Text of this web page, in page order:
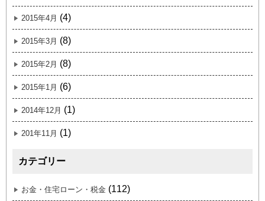
2015年4月 (4)
2015年3月 (8)
2015年2月 (8)
2015年1月 (6)
2014年12月 (1)
201年11月 (1)
カテゴリー
お金・住宅ローン・税金 (112)